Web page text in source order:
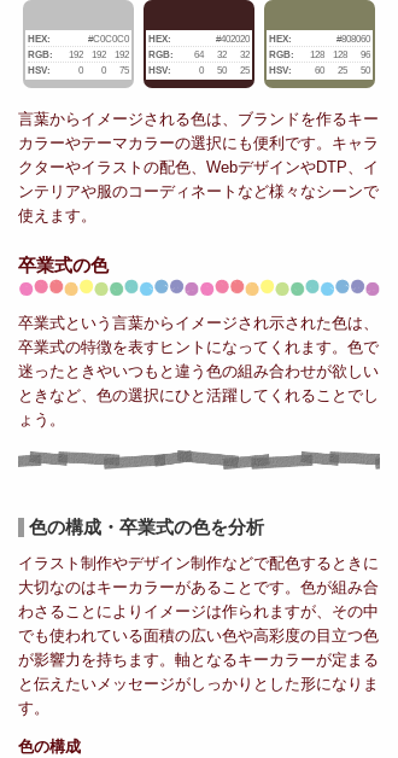
HEX:
#C0C0C0
RGB:
192 192
192
HSV:
0 0 75
HEX:
#402020
RGB:
64 32
32
HSV:
0 50 25
HEX:
#808060
RGB:
128 128
96
HSV:
60 25 50
言葉からイメージされる色は、ブランドを作るキー
カラーやテーマカラーの選択にも便利です。キャラ
クターやイラストの配色、WebデザインやDTP、イ
ンテリアや服のコーディネートなど様々なシーンで
使えます。
卒業式の色
卒業式という言葉からイメージされ示された色は、
卒業式の特徴を表すヒントになってくれます。色で
迷ったときやいつもと違う色の組み合わせが欲しい
ときなど、色の選択にひと活躍してくれることでし
ょう。
色の構成・卒業式の色を分析
イラスト制作やデザイン制作などで配色するときに
大切なのはキーカラーがあることです。色が組み合
わさることによりイメージは作られますが、その中
でも使われている面積の広い色や高彩度の目立つ色
が影響力を持ちます。軸となるキーカラーが定まる
と伝えたいメッセージがしっかりとした形になりま
す。
色の構成